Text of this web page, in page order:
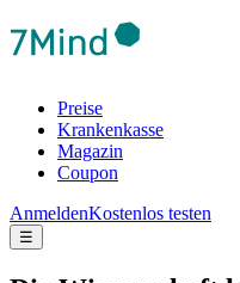
Preise
Krankenkasse
Magazin
Coupon
AnmeldenKostenlos testen
☰